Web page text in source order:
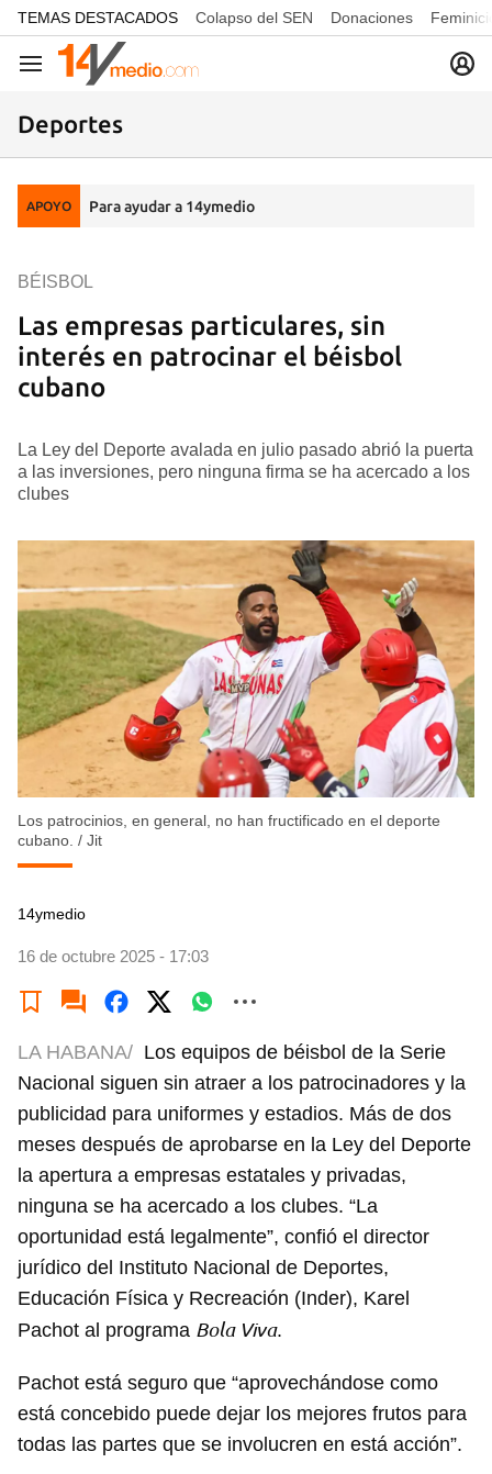
common.go-to-content
TEMAS DESTACADOS Colapso del SEN Donaciones
Navegación
Deportes
APOYO Para ayudar a 14ymedio
Las empresas particulares, sin
interés en patrocinar el béisbol
cubano
BÉISBOL
La Ley del Deporte avalada en julio pasado abrió la puerta
a las inversiones, pero ninguna firma se ha acercado a los
clubes
Los patrocinios, en general, no han fructificado en el deporte
cubano. / Jit
14ymedio
16 de octubre 2025 - 17:03
LA HABANA/ Los equipos de béisbol de la Serie
Nacional siguen sin atraer a los patrocinadores y la
publicidad para uniformes y estadios. Más de dos
meses después de aprobarse en la Ley del Deporte
la apertura a empresas estatales y privadas,
ninguna se ha acercado a los clubes. “La
oportunidad está legalmente”, confió el director
jurídico del Instituto Nacional de Deportes,
Educación Física y Recreación (Inder), Karel
Pachot al programa Bola Viva.
Pachot está seguro que “aprovechándose como
está concebido puede dejar los mejores frutos para
todas las partes que se involucren en está acción”.